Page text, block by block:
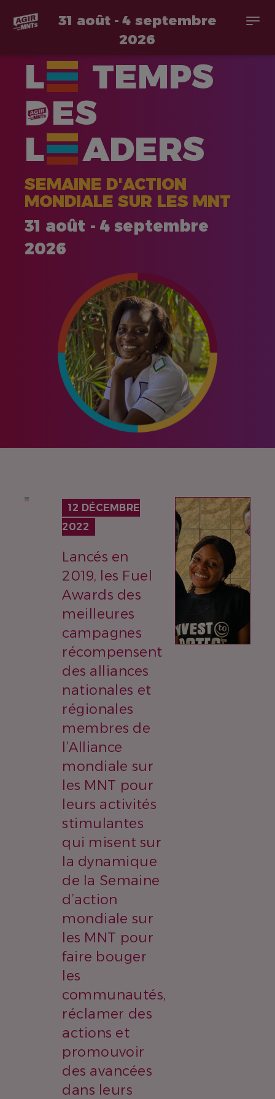
contenu
31 août - 4 septembre
2026
L
TEMPS
ES
L
ADERS
SEMAINE D'ACTION
MONDIALE SUR LES MNT
31 août - 4 septembre
2026
12 DÉCEMBRE
2022
Lancés en
2019, les Fuel
Awards des
meilleures
campagnes
récompensent
des alliances
nationales et
régionales
membres de
l’Alliance
mondiale sur
les MNT pour
leurs activités
stimulantes
qui misent sur
la dynamique
de la Semaine
d’action
mondiale sur
les MNT pour
faire bouger
les
communautés,
réclamer des
actions et
promouvoir
des avancées
dans leurs
IMAGE